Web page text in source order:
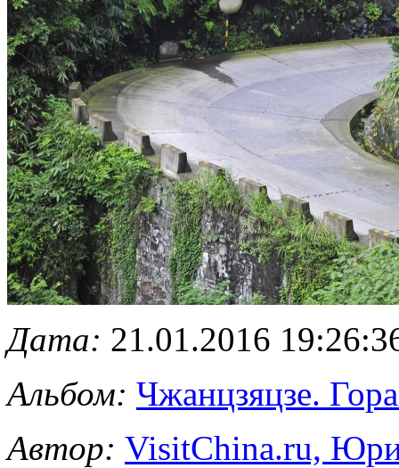
Дата: 21.01.2016
Альбом: Чжанцзяцзе.
Автор: VisitChina.ru,